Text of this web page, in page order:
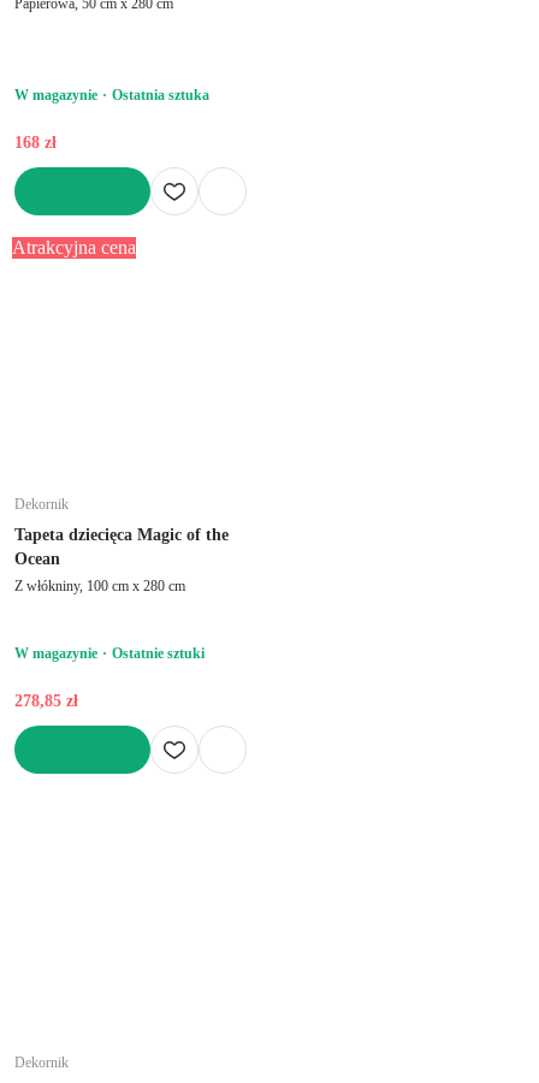
Papierowa, 50 cm x 280 cm
W magazynie Ostatnia sztuka
168 zł
Atrakcyjna cena
Dekornik
Tapeta dziecięca Magic of the
Ocean
Z włókniny, 100 cm x 280 cm
W magazynie Ostatnie sztuki
278,85 zł
Dekornik